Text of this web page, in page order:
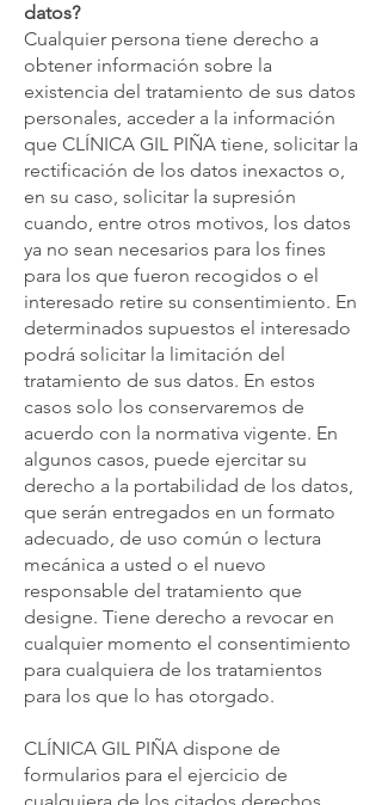
datos?
Cualquier persona tiene derecho a
obtener información sobre la
existencia del tratamiento de sus datos
personales, acceder a la información
que CLÍNICA GIL PIÑA tiene, solicitar la
rectificación de los datos inexactos o,
en su caso, solicitar la supresión
cuando, entre otros motivos, los datos
ya no sean necesarios para los fines
para los que fueron recogidos o el
interesado retire su consentimiento. En
determinados supuestos el interesado
podrá solicitar la limitación del
tratamiento de sus datos. En estos
casos solo los conservaremos de
acuerdo con la normativa vigente. En
algunos casos, puede ejercitar su
derecho a la portabilidad de los datos,
que serán entregados en un formato
adecuado, de uso común o lectura
mecánica a usted o el nuevo
responsable del tratamiento que
designe. Tiene derecho a revocar en
cualquier momento el consentimiento
para cualquiera de los tratamientos
para los que lo has otorgado.
CLÍNICA GIL PIÑA dispone de
formularios para el ejercicio de